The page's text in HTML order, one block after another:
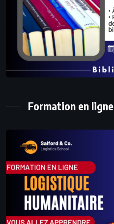
Formation en ligne